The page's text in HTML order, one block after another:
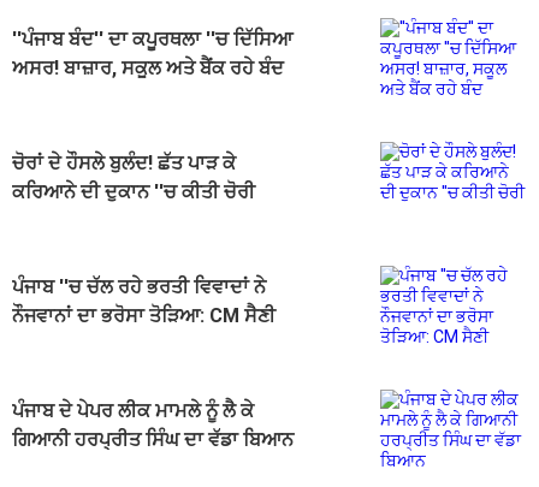
''ਪੰਜਾਬ ਬੰਦ'' ਦਾ ਕਪੂਰਥਲਾ ''ਚ ਦਿੱਸਿਆ
ਅਸਰ! ਬਾਜ਼ਾਰ, ਸਕੂਲ ਅਤੇ ਬੈਂਕ ਰਹੇ ਬੰਦ
ਚੋਰਾਂ ਦੇ ਹੌਸਲੇ ਬੁਲੰਦ! ਛੱਤ ਪਾੜ ਕੇ
ਕਰਿਆਨੇ ਦੀ ਦੁਕਾਨ ''ਚ ਕੀਤੀ ਚੋਰੀ
ਪੰਜਾਬ ''ਚ ਚੱਲ ਰਹੇ ਭਰਤੀ ਵਿਵਾਦਾਂ ਨੇ
ਨੌਜਵਾਨਾਂ ਦਾ ਭਰੋਸਾ ਤੋੜਿਆ: CM ਸੈਣੀ
ਪੰਜਾਬ ਦੇ ਪੇਪਰ ਲੀਕ ਮਾਮਲੇ ਨੂੰ ਲੈ ਕੇ
ਗਿਆਨੀ ਹਰਪ੍ਰੀਤ ਸਿੰਘ ਦਾ ਵੱਡਾ ਬਿਆਨ